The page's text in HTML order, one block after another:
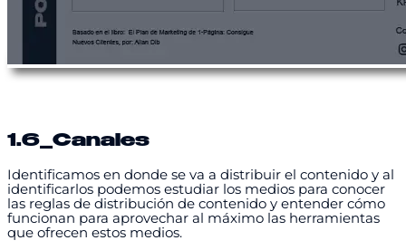
1.6_Canales
Identificamos en donde se va a distribuir el contenido y al
identificarlos podemos estudiar los medios para conocer
las reglas de distribución de contenido y entender cómo
funcionan para aprovechar al máximo las herramientas
que ofrecen estos medios.